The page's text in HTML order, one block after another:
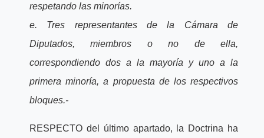
respetando las minorías.
e. Tres representantes de la Cámara de
Diputados, miembros o no de ella,
correspondiendo dos a la mayoría y uno a la
primera minoría, a propuesta de los respectivos
bloques.-
RESPECTO del último apartado, la Doctrina ha